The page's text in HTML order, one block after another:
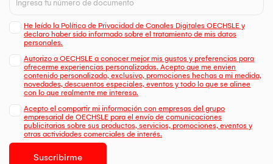
He leído la Política de Privacidad de Canales Digitales OECHSLE y
declaro haber sido informado sobre el tratamiento de mis datos
personales.
Autorizo a OECHSLE a conocer mejor mis gustos y preferencias para
ofrecerme experiencias personalizadas. Acepto que me envien
contenido personalizado, exclusivo, promociones hechas a mi medida,
novedades, descuentos especiales, eventos y todo lo que se alinee
con lo que realmente me interesa.
Acepto el compartir mi información con empresas del grupo
empresarial de OECHSLE para el envío de comunicaciones
publicitarias sobre sus productos, servicios, promociones, eventos y
otras actividades comerciales de interés.
Suscribirme